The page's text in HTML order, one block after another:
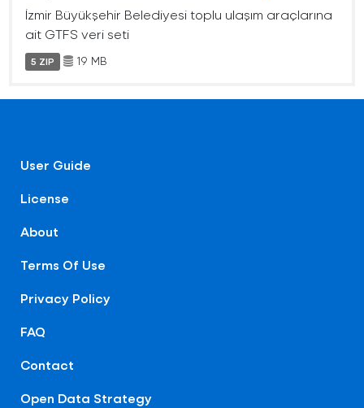
İzmir Büyükşehir Belediyesi toplu ulaşım araçlarına
ait GTFS veri seti
5 ZIP 19 MB
User Guide
License
About
Terms Of Use
Privacy Policy
FAQ
Contact
Open Data Strategy